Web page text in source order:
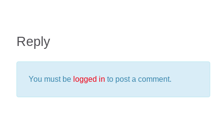
Reply
You must be logged in to post a comment.